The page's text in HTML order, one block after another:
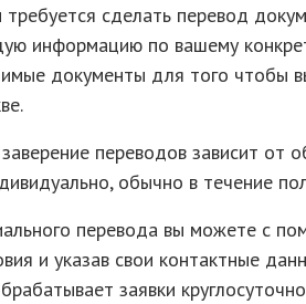
требуется сделать перевод
информацию по вашему
документы для того чтобы
переводов зависит
обычно в течение
перевода вы можете с
и указав свои контактные
заявки